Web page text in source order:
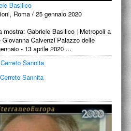
Basilico
Roma / 25 gennaio 2020
mostra: Gabriele Basilico | Metropoli a
Calvenzi Palazzo delle
- 13 aprile 2020 ...
Sannita